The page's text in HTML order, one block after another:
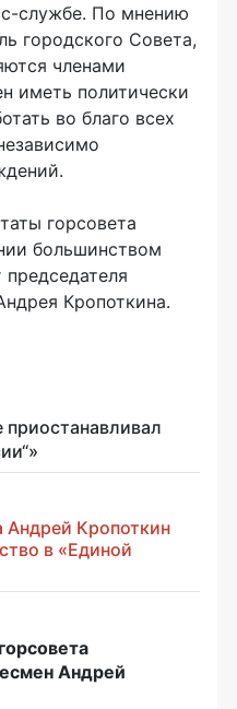
службе. По мнению
городского Совета,
членами
иметь политически
во благо всех
горсовета
большинством
председателя
Кропоткина.
Андрей Кропоткин
в «Единой
Андрей